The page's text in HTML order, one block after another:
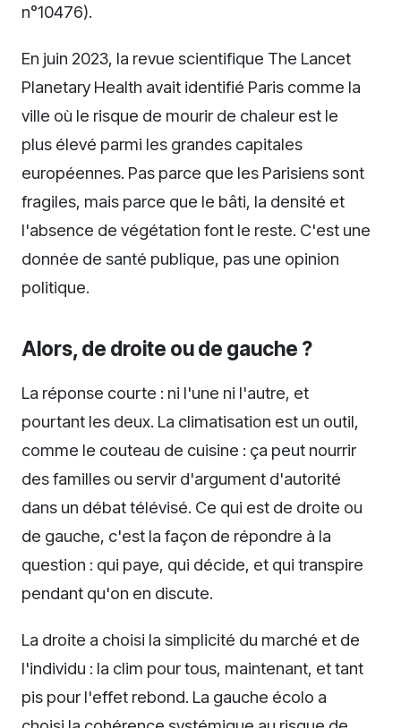
n°10476).
En juin 2023, la revue scientifique The Lancet
Planetary Health avait identifié Paris comme la
ville où le risque de mourir de chaleur est le
plus élevé parmi les grandes capitales
européennes. Pas parce que les Parisiens sont
fragiles, mais parce que le bâti, la densité et
l'absence de végétation font le reste. C'est une
donnée de santé publique, pas une opinion
politique.
Alors, de droite ou de gauche ?
La réponse courte : ni l'une ni l'autre, et
pourtant les deux. La climatisation est un outil,
comme le couteau de cuisine : ça peut nourrir
des familles ou servir d'argument d'autorité
dans un débat télévisé. Ce qui est de droite ou
de gauche, c'est la façon de répondre à la
question : qui paye, qui décide, et qui transpire
pendant qu'on en discute.
La droite a choisi la simplicité du marché et de
l'individu : la clim pour tous, maintenant, et tant
pis pour l'effet rebond. La gauche écolo a